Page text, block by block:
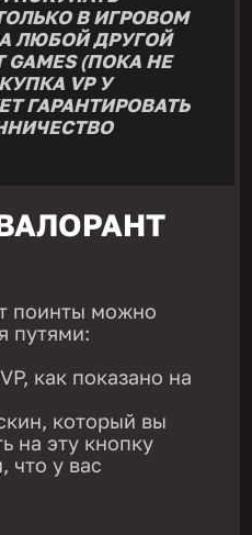
ТОЛЬКО В ИГРОВОМ
ЛЮБОЙ ДРУГОЙ
(ПОКА НЕ
VP У
ГАРАНТИРОВАТЬ
поинты можно
путями:
как показано на
который вы
на эту кнопку
что у вас